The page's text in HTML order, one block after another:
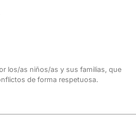
los/as niños/as y sus familias, que
de forma respetuosa.